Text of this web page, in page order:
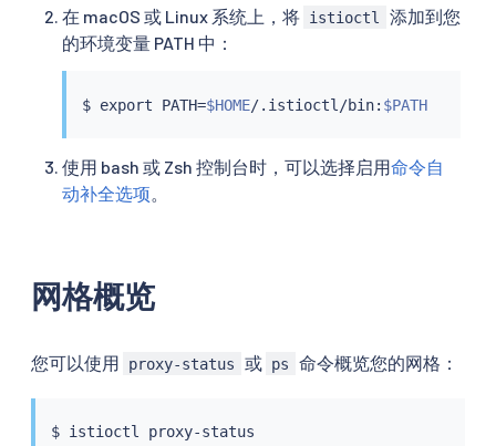
在 macOS 或 Linux 系统上，将 istioctl
添加到您
的环境变量 PATH 中：
$ export PATH=$HOME/.istioctl/bin: $PATH
使用 bash 或 Zsh 控制台时，可以选择启用命令自
动补全选项
网格概览
您可以使用 proxy-status 或 ps 命令概览您的网格：
$ istioctl